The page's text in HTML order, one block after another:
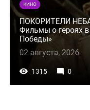
КИНО
ПОКОРИТЕЛИ
Фильмы о героях
Победы»
02 августа, 2026
1315 0